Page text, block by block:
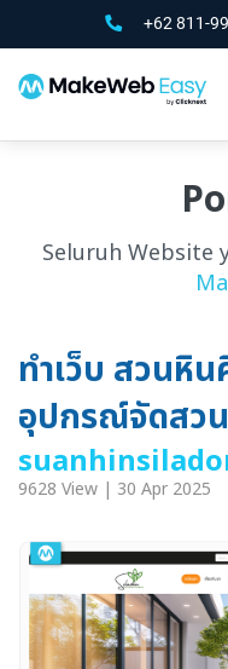
+62 811-
Seluruh Website
ทำเว็บ สวนหิ
อุปกรณ์จัดสว
9628 View | 30 Apr 2025